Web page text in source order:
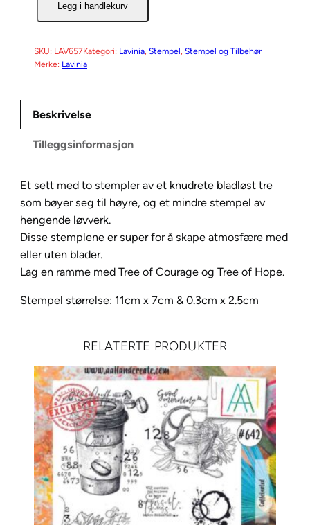
i
n
T
o
f
C
o
u
r
g
V
6
5
7
a
n
t
a
l
Legg i handlekurv
SKU: LAV657Kategori: Lavinia, Stempel, Stempel og Tilbehør
Merke: Lavinia
Beskrivelse
Tilleggsinformasjon
Et sett med to stempler av et knudrete bladløst tre
som bøyer seg til høyre, og et mindre stempel av
hengende løvverk.
Disse stemplene er super for å skape atmosfære med
eller uten blader.
Lag en ramme med Tree of Courage og Tree of Hope.
Stempel størrelse: 11cm x 7cm & 0.3cm x 2.5cm
RELATERTE PRODUKTER